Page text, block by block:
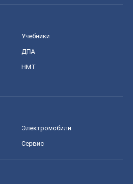
Учебники
ДПА
НМТ
Электромобили
Сервис